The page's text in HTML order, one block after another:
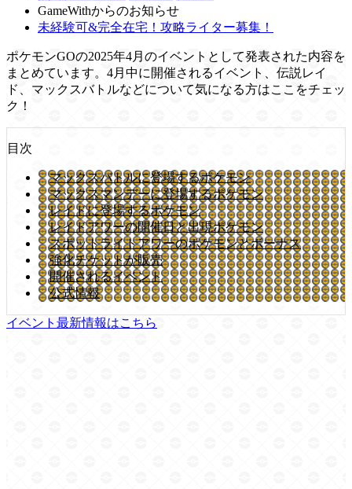
GameWithからのお知らせ
未経験可&完全在宅！攻略ライター募集！
ポケモンGOの2025年4月のイベントとして発表された内容を
まとめています。4月中に開催されるイベント、伝説レイ
ド、マックスバトルなどについて気になる方はここをチェッ
ク！
目次
マックスバトルに登場するポケモン
マックスマンデーに登場するポケモン
レイドに登場するポケモン
レイドアワーの開催日と出現ポケモン
スポットライトアワーのポケモンとボーナス
強化チケットが販売
開催されるイベント
公式情報
イベント最新情報はこちら